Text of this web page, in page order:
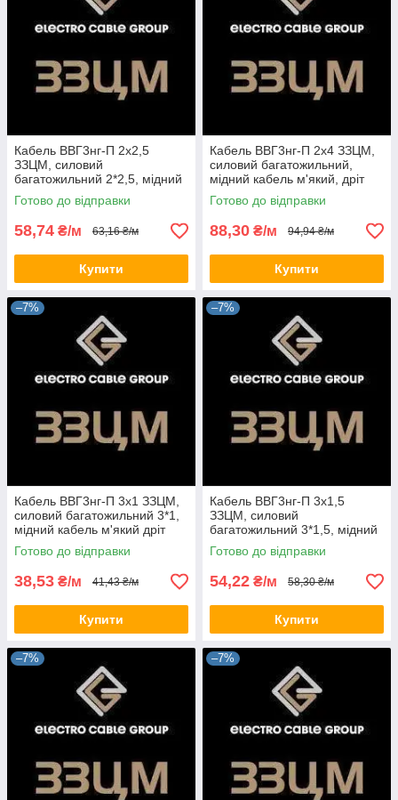
Кабель ВВГ3нг-П 2х2,5
ЗЗЦМ, силовий
багатожильний 2*2,5, мідний
кабель м'який дріт плоский
(на відріз)
Готово до відправки
58,74 ₴/м 63,16 ₴/м
Купити
Кабель ВВГ3нг-П 2х4 ЗЗЦМ,
силовий багатожильний,
мідний кабель м'який, дріт
плоский (на відріз)
Готово до відправки
88,30 ₴/м 94,94 ₴/м
Купити
–7%
Кабель ВВГ3нг-П 3х1 ЗЗЦМ,
силовий багатожильний 3*1,
мідний кабель м'який дріт
плоский (на відрізн)
Готово до відправки
38,53 ₴/м 41,43 ₴/м
Купити
–7%
Кабель ВВГ3нг-П 3х1,5
ЗЗЦМ, силовий
багатожильний 3*1,5, мідний
кабель м'який дріт плоский
(на відріз)
Готово до відправки
54,22 ₴/м 58,30 ₴/м
Купити
–7% –7%